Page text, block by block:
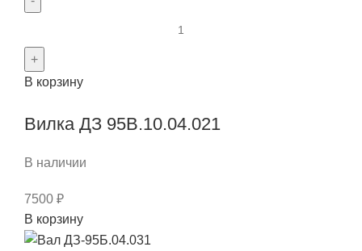
Вал
первичный
В корзину
Вилка ДЗ 95В.10.04.021
В наличии
7500 ₽
Количество
товара
В корзину